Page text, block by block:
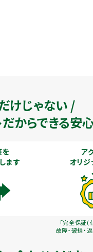
けじゃない /
からできる安
を
ます
ア
オリ
「完全保証(
故障・破損・